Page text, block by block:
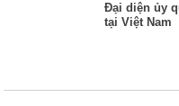
Đại diện ủy
tại Việt Nam